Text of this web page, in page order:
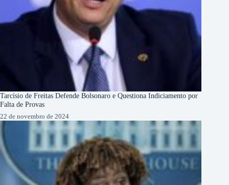
Tarcísio de Freitas Defende Bolsonaro e Questiona Indiciamento por
Falta de Provas
22 de novembro de 2024